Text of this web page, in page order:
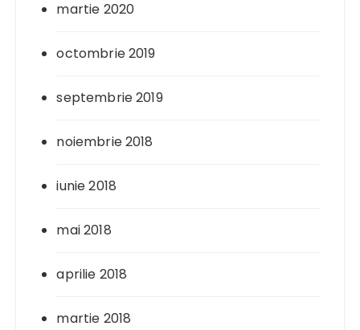
martie 2020
octombrie 2019
septembrie 2019
noiembrie 2018
iunie 2018
mai 2018
aprilie 2018
martie 2018